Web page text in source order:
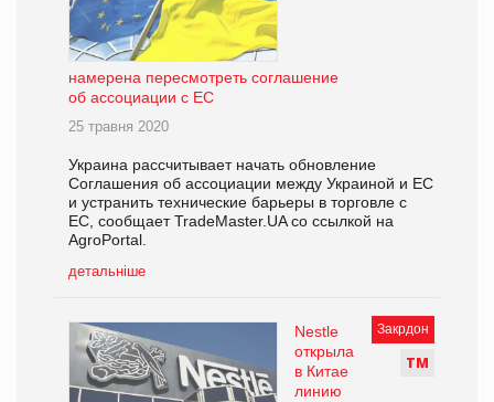
намерена пересмотреть соглашение
об ассоциации с ЕС
25 травня 2020
Украина рассчитывает начать обновление
Соглашения об ассоциации между Украиной и ЕС
и устранить технические барьеры в торговле с
ЕС, сообщает TradeMaster.UA со ссылкой на
AgroPortal.
детальніше
Закрдон
ТМ
Nestle
открыла
в Китае
линию